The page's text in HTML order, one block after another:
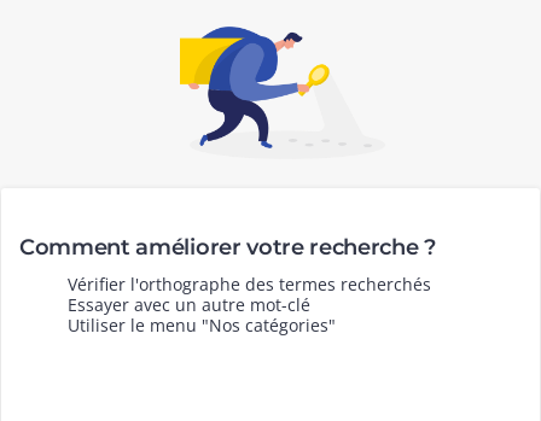
Comment améliorer votre recherche ?
Vérifier l'orthographe des termes recherchés
Essayer avec un autre mot-clé
Utiliser le menu "Nos catégories"